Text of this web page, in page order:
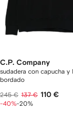
C.P. Company
sudadera con capucha y
bordado
245 € 137 € 110 €
-40%-20%